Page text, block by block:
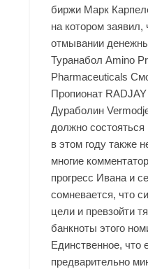
биржи Марк
на котором заявил,
отмывании
Туранабол Amino
Pharmaceuticals
Пропионат
Дураболин
должно
в этом году также
многие
прогресс Ивана и
сомневается, что
цели и превзойти
банкноты этого
Единственное, что
предварительно